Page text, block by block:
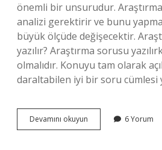
önemli bir unsurudur.
analizi gerektirir ve bunu
büyük ölçüde değişecektir.
yazılır? Araştırma sorusu
olmalıdır. Konuyu tam olarak
daraltabilen iyi bir soru cümlesi
Devamını okuyun Araştırma
Sorusu
6 Yorum